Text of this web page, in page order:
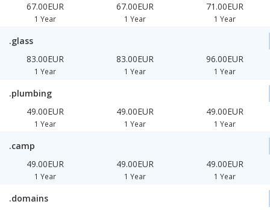
67.00EUR
1 Year
67.00EUR
1 Year
71.00EUR
1 Year
.glass
83.00EUR
1 Year
83.00EUR
1 Year
96.00EUR
1 Year
.plumbing
49.00EUR
1 Year
49.00EUR
1 Year
49.00EUR
1 Year
.camp
49.00EUR
1 Year
49.00EUR
1 Year
49.00EUR
1 Year
.domains